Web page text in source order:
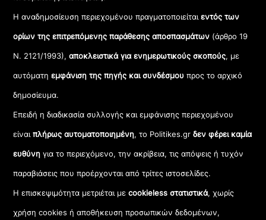
Η αναδημοσίευση περιεχομένου πραγματοποιείταιεντός των
ορίων της επιτρεπόμενης παράθεσης αποσπασμάτων (άρθρο 19
Ν. 2121/1993), αποκλειστικά για ενημερωτικούς σκοπούς, με
αυτόματηεμφάνιση της πηγής και συνδέσμου προς το αρχικό
δημοσίευμα.
Επειδή η διαδικασία συλλογής και εμφάνισης περιεχομένου
είναιπλήρως αυτοματοποιημένη, το Politikes.grδεν φέρει καμία
ευθύνη για το περιεχόμενο, την ακρίβεια, τις απόψεις ή τυχόν
παραβιάσεις που προέρχονται από τρίτες ιστοσελίδες.
Η επισκεψιμότητα μετριέται μεcookieless στατιστικά, χωρίς
χρήση cookies ή αποθήκευση προσωπικών δεδομένων,